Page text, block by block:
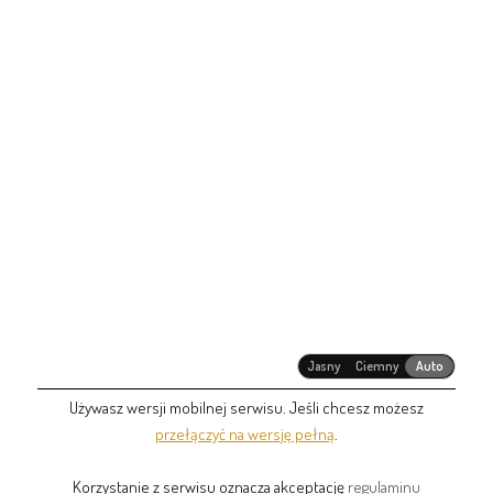
Jasny Ciemny Auto
Używasz wersji mobilnej serwisu. Jeśli chcesz możesz
przełączyć na wersję pełną
Korzystanie z serwisu oznacza akceptację regulaminu